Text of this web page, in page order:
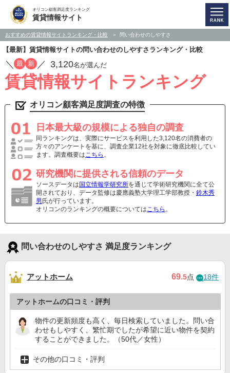
オリコン顧客満足度ランキング
賃貸情報サイト
おすすめの賃貸情報サイトランキング・比較 問い合わせのしやすさ
【最新】賃貸情報サイトの問い合わせのしやすさランキング・比較
／ 最 新 ／ 3,120名が選んだ
賃貸情報サイトランキング
オリコン顧客満足度調査の特徴
日本最大級の規模による独自の調査
同ランキングは、実際にサービスを利用した3,120名の消費者の
方々のアンケートを基に、調査企業12社を対象に徹底比較してい
ます。調査概要はこちら 。
研究機関に提供される信頼のデータ
ソースデータは 国立情報学研究所を通じて学術研究機関に全て公
開されており、データ監修は慶應義塾大学理工学部教授・ 鈴木秀
男 氏が行っています。
オリコンのランキングの概要についてはこちら 。
問い合わせのしやすさ 満足度ランキング
アットホーム 69.5点 18件
アットホームの口コミ・評判
物件の更新頻度も高く、毎日検索していました。問い合
わせもしやすく、繁忙期でしたが希望に近い物件を契約
することができました。（50代／女性）
その他の口コミ・評判